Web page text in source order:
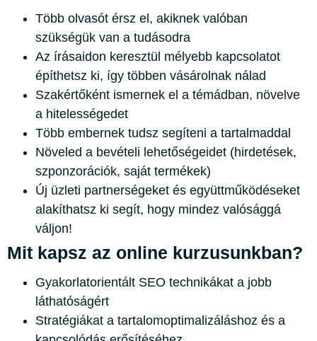
Több olvasót érsz el, akiknek valóban
szükségük van a tudásodra
Az írásaidon keresztül mélyebb kapcsolatot
építhetsz ki, így többen vásárolnak nálad
Szakértőként ismernek el a témádban, növelve
a hitelességedet
Több embernek tudsz segíteni a tartalmaddal
Növeled a bevételi lehetőségeidet (hirdetések,
szponzorációk, saját termékek)
Új üzleti partnerségeket és együttműködéseket
alakíthatsz ki segít, hogy mindez valósággá
váljon!
Mit kapsz az online kurzusunkban?
Gyakorlatorientált SEO technikákat a jobb
láthatóságért
Stratégiákat a tartalomoptimalizáláshoz és a